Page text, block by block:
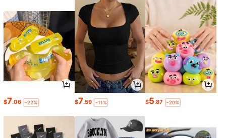
$7.06 -22% $7.59 -11% $5.87 -20%